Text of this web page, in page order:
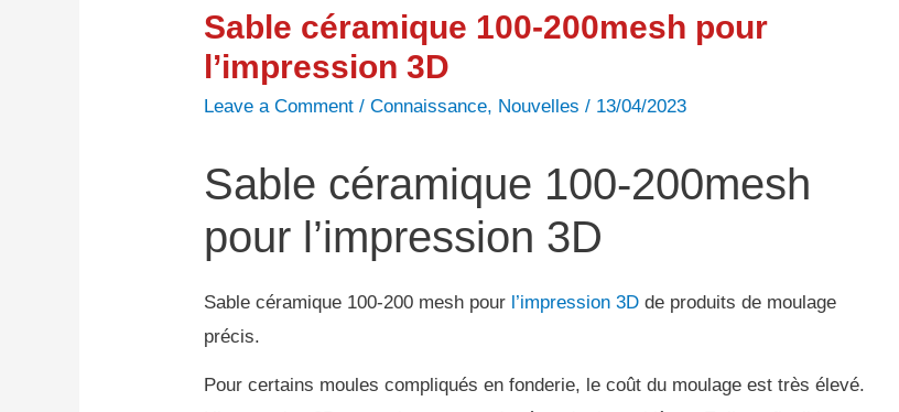
Sable céramique 100-200mesh pour
l’impression 3D
Leave a Comment /Connaissance, Nouvelles / 13/04/2023
Sable céramique 100-200mesh
pour l’impression 3D
Sable céramique 100-200 mesh pour l’impression 3D de produits de moulage
précis.
Pour certains moules compliqués en fonderie, le coût du moulage est très élevé.